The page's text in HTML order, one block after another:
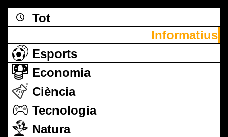
Tot
Informatius
Esports
Economia
Ciència
Tecnologia
Natura